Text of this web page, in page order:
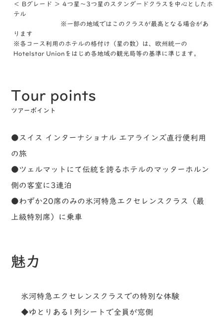
＜ Bグレード ＞ 4つ星～3つ星のスタンダードクラスを中心としたホ
テル
※一部の地域ではこのクラスが最高となる場合があ
ります
※各コース利用のホテルの格付け（星の数）は、欧州統一の
Hotelstar Unionをはじめ各地域の観光局等の基準に準じます。
Tour points
ツアーポイント
●スイス インターナショナル エアラインズ直行便利用
の旅
●ツェルマットにて伝統を誇るホテルのマッターホルン
側の客室に3連泊
●わずか20席のみの氷河特急エクセレンスクラス（最
上級特別席）に乗車
魅力
氷河特急エクセレンスクラスでの特別な体験
◆ゆとりある1列シートで全員が窓側